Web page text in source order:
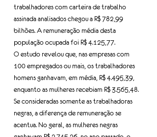
trabalhadores com carteira de trabalho
assinada analisados chegou a R$ 782,99
bilhões. A remuneração média desta
população ocupada foi R$ 4.125,77.
O estudo revelou que, nas empresas com
100 empregados ou mais, os trabalhadores
homens ganhavam, em média, R$ 4.495,39,
enquanto as mulheres recebiam R$ 3.565,48.
Se consideradas somente as trabalhadoras
negras, a diferença de remuneração se
acentua. No geral, as mulheres negras